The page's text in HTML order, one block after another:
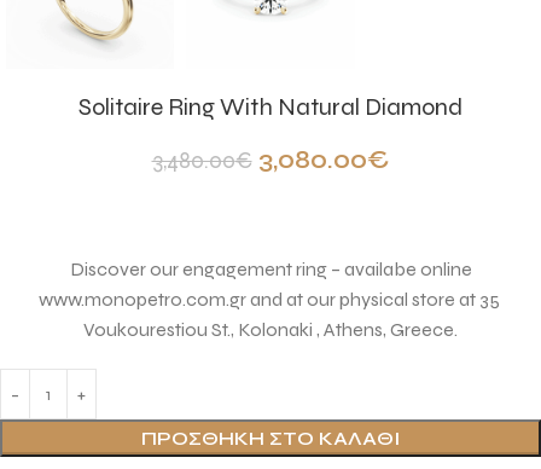
Solitaire Ring With Natural Diamond
3,480.00€ 3,080.00€
Discover our engagement ring – availabe online
www.monopetro.com.gr and at our physical store at 35
Voukourestiou St., Kolonaki , Athens, Greece.
ΠΡΟΣΘΉΚΗ ΣΤΟ ΚΑΛΆΘΙ